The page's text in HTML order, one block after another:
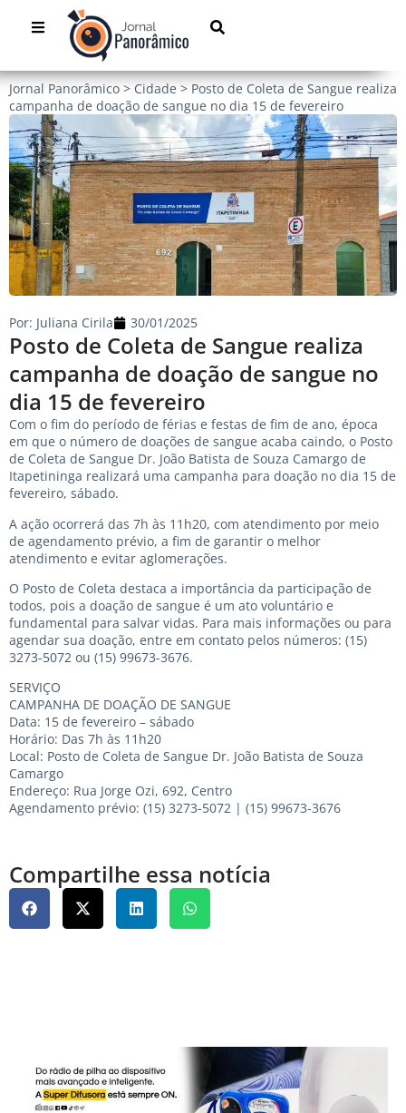
Jornal Panorâmico > Cidade > Posto de Coleta de Sangue realiza
campanha de doação de sangue no dia 15 de fevereiro
Posto de Coleta de Sangue realiza
campanha de doação de sangue no
dia 15 de fevereiro
Por: Juliana Cirila 30/01/2025
Com o fim do período de férias e festas de fim de ano, época
em que o número de doações de sangue acaba caindo, o Posto
de Coleta de Sangue Dr. João Batista de Souza Camargo de
Itapetininga realizará uma campanha para doação no dia 15 de
fevereiro, sábado.
A ação ocorrerá das 7h às 11h20, com atendimento por meio
de agendamento prévio, a fim de garantir o melhor
atendimento e evitar aglomerações.
O Posto de Coleta destaca a importância da participação de
todos, pois a doação de sangue é um ato voluntário e
fundamental para salvar vidas. Para mais informações ou para
agendar sua doação, entre em contato pelos números: (15)
3273-5072 ou (15) 99673-3676.
SERVIÇO
CAMPANHA DE DOAÇÃO DE SANGUE
Data: 15 de fevereiro – sábado
Horário: Das 7h às 11h20
Local: Posto de Coleta de Sangue Dr. João Batista de Souza
Camargo
Endereço: Rua Jorge Ozi, 692, Centro
Agendamento prévio: (15) 3273-5072 | (15) 99673-3676
Compartilhe essa notícia